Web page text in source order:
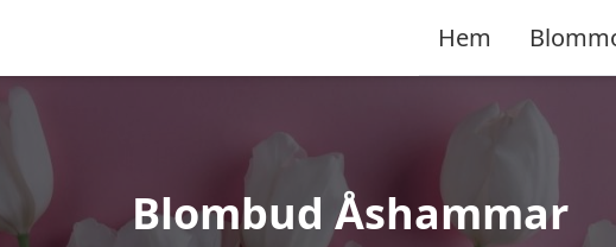
Hem
Blombud Åshammar